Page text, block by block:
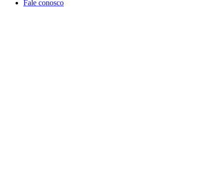
Fale conosco